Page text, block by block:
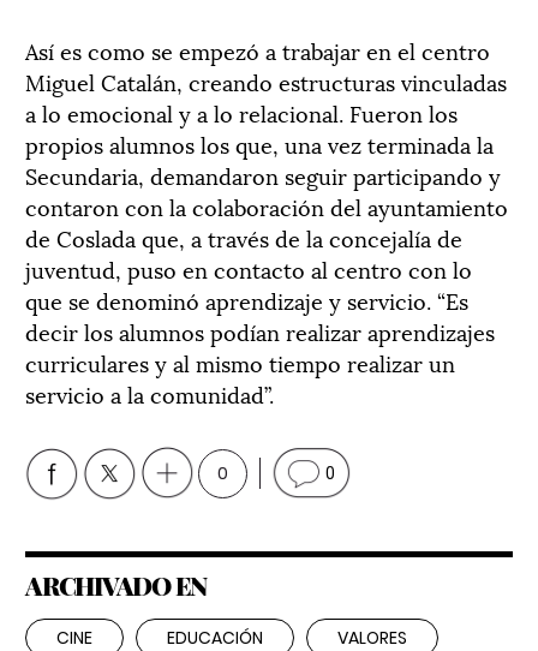
Así es como se empezó a trabajar en el centro
Miguel Catalán, creando estructuras vinculadas
a lo emocional y a lo relacional. Fueron los
propios alumnos los que, una vez terminada la
Secundaria, demandaron seguir participando y
contaron con la colaboración del ayuntamiento
de Coslada que, a través de la concejalía de
juventud, puso en contacto al centro con lo
que se denominó aprendizaje y servicio. “Es
decir los alumnos podían realizar aprendizajes
curriculares y al mismo tiempo realizar un
servicio a la comunidad”.
0 0
ARCHIVADO EN
CINE EDUCACIÓN VALORES